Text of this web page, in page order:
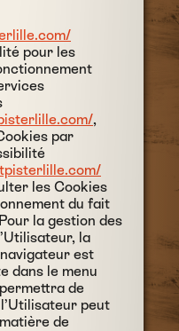
pour les
,
par
les Cookies
du fait
la gestion des
la
est
dans le menu
de
peut
de